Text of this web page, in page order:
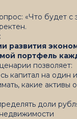
«Что будет
развития
портфель
позволяет:
капитал на один
какие активы
доли